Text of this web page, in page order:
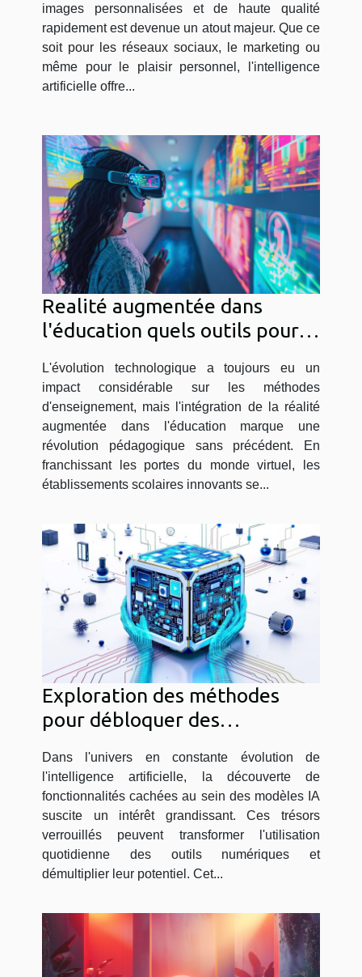
images personnalisées et de haute qualité
rapidement est devenue un atout majeur. Que ce
soit pour les réseaux sociaux, le marketing ou
même pour le plaisir personnel, l'intelligence
artificielle offre...
Realité augmentée dans
l'éducation quels outils pour
L'évolution technologique a toujours eu un
impact considérable sur les méthodes
d'enseignement, mais l'intégration de la réalité
augmentée dans l'éducation marque une
révolution pédagogique sans précédent. En
franchissant les portes du monde virtuel, les
établissements scolaires innovants se...
Exploration des méthodes
pour débloquer des
les modèles IA
Dans l'univers en constante évolution de
l'intelligence artificielle, la découverte de
fonctionnalités cachées au sein des modèles IA
suscite un intérêt grandissant. Ces trésors
verrouillés peuvent transformer l'utilisation
quotidienne des outils numériques et
démultiplier leur potentiel. Cet...